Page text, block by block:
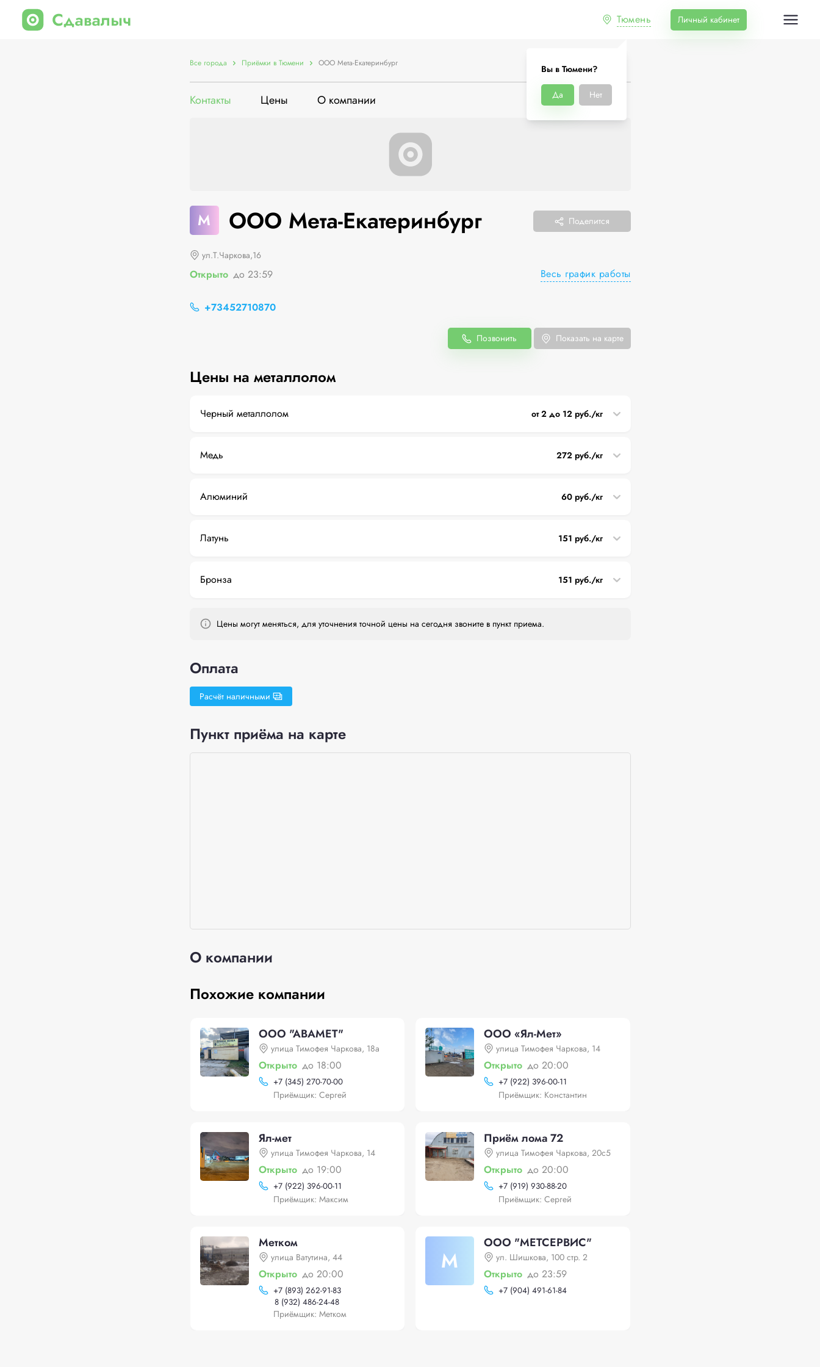
Тюмень
Вы в Тюмени?
Да Нет
Личный кабинет
Все города Приёмки в Тюмени ООО Мета-Екатеринбург
Контакты Цены О компании
М ООО Мета-Екатеринбург Поделится
ул.Т.Чаркова,16
Открыто до 23:59 Весь график работы
+73452710870
Позвонить Показать на карте
Цены на металлолом
Черный металлолом от 2 до 12 руб./кг
Медь 272 руб./кг
Алюминий 60 руб./кг
Латунь 151 руб./кг
Бронза 151 руб./кг
Цены могут меняться, для уточнения точной цены на сегодня звоните в пункт приема.
Оплата
Расчёт наличными
Пункт приёма на карте
О компании
Похожие компании
ООО "АВАМЕТ"
улица Тимофея Чаркова, 18а
Открыто до 18:00
+7 (345) 270-70-00
Приёмщик: Сергей
ООО «Ял-Мет»
улица Тимофея Чаркова, 14
Открыто до 20:00
+7 (922) 396-00-11
Приёмщик: Константин
Ял-мет
улица Тимофея Чаркова, 14
Открыто до 19:00
+7 (922) 396-00-11
Приёмщик: Максим
Приём лома 72
улица Тимофея Чаркова, 20с5
Открыто до 20:00
+7 (919) 930-88-20
Приёмщик: Сергей
Метком
улица Ватутина, 44
Открыто до 20:00
+7 (893) 262-91-83
8 (932) 486-24-48
Приёмщик: Метком
М
ООО "МЕТСЕРВИС"
ул. Шишкова, 100 стр. 2
Открыто до 23:59
+7 (904) 491-61-84